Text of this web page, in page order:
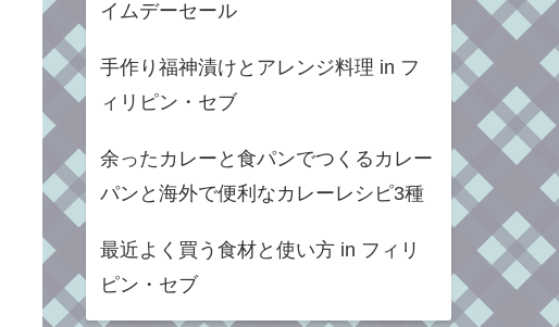
イムデーセール
手作り福神漬けとアレンジ料理 in フ
ィリピン・セブ
余ったカレーと食パンでつくるカレー
パンと海外で便利なカレーレシピ3種
最近よく買う食材と使い方 in フィリ
ピン・セブ